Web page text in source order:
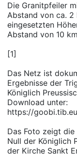
Die Granitpfeiler
Abstand von ca. 2
eingesetzten
Abstand von 10
[1]
Das Netz ist
Ergebnisse der
Königlich
Download unter:
https://
Das Foto zeigt
Null der Königlich
der Kirche Sankt